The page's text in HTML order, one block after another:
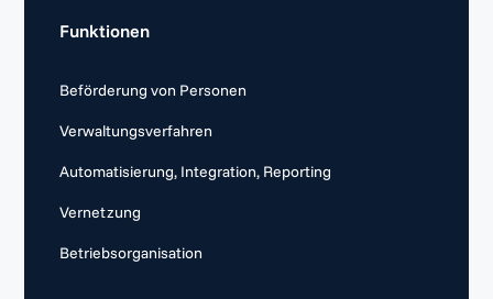
Funktionen
Beförderung von Personen
Verwaltungsverfahren
Automatisierung, Integration, Reporting
Vernetzung
Betriebsorganisation